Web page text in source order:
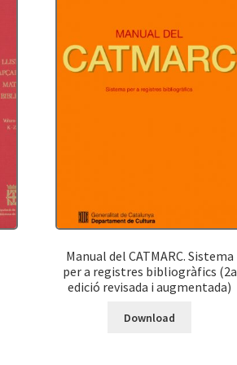
Manual del CATMARC. Sistema
per a registres bibliogràfics (2a
edició revisada i augmentada)
Download